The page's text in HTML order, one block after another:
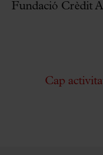
Fundació Crèdit
Cap